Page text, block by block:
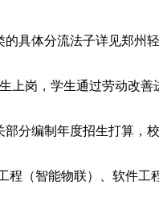
体分流法子详见郑州轻
岗，学生通过劳动改善
编制年度招生打算，校
（智能物联）、软件工